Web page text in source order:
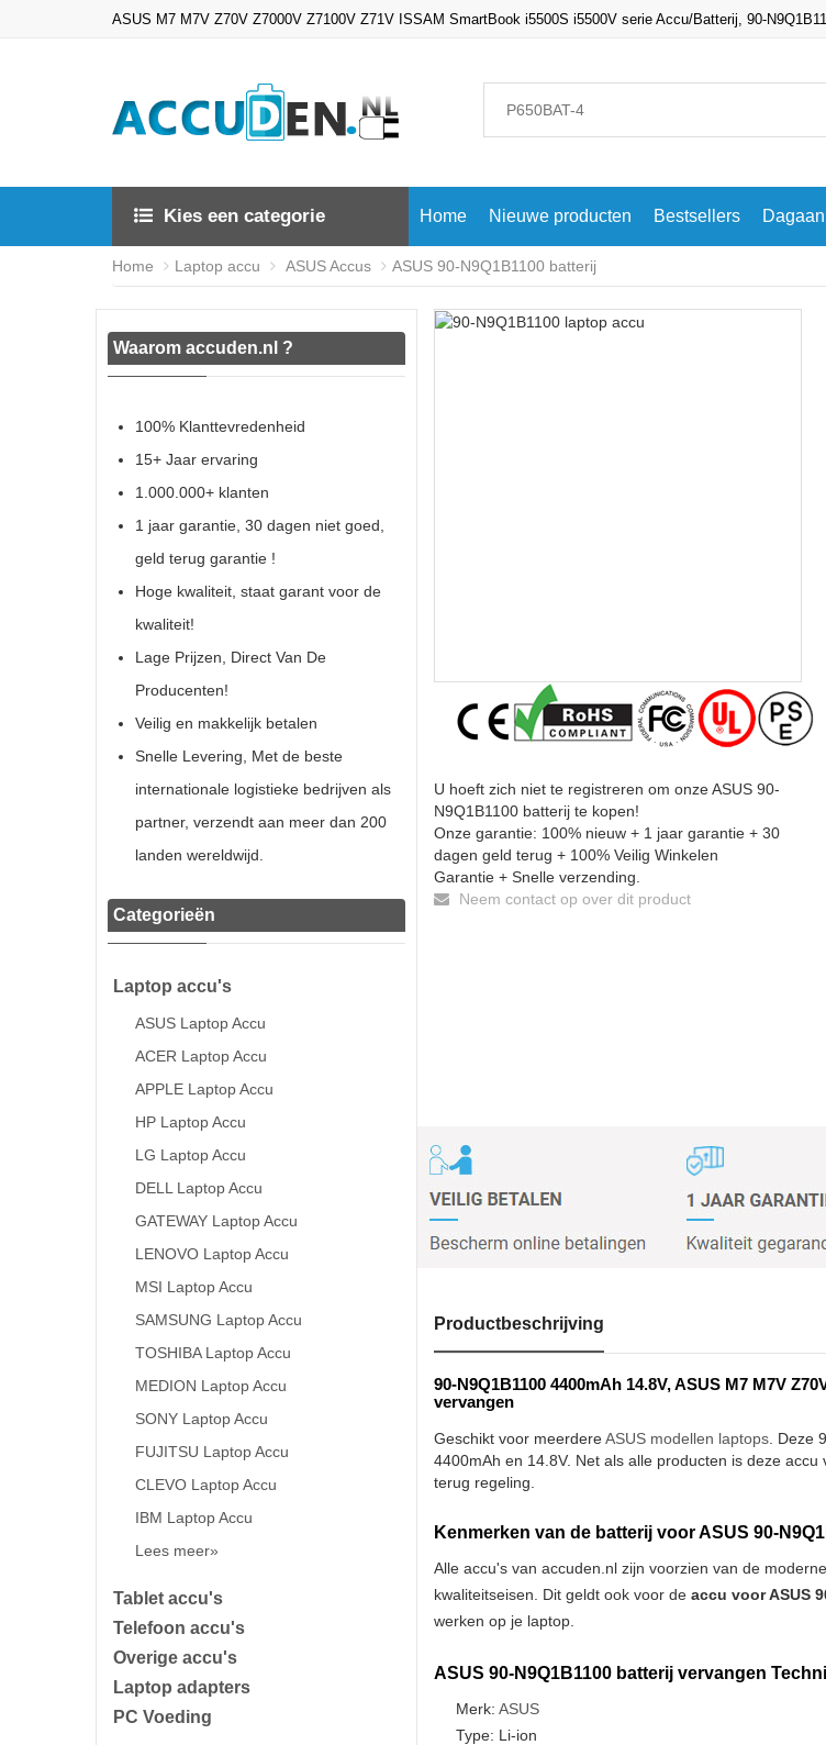
ASUS M7 M7V Z70V Z7000V Z7100V Z71V ISSAM SmartBook i5500S i5500V serie Accu/Batterij, 90-
Kies een categorie Home Nieuwe producten Bestsellers
Home Laptop accu ASUS Accus ASUS 90-N9Q1B1100 batterij
Waarom accuden.nl ?
100% Klanttevredenheid
15+ Jaar ervaring
1.000.000+ klanten
1 jaar garantie, 30 dagen niet goed,
geld terug garantie !
Hoge kwaliteit, staat garant voor de
kwaliteit!
Lage Prijzen, Direct Van De
Producenten!
Veilig en makkelijk betalen
Snelle Levering, Met de beste
internationale logistieke bedrijven als
partner, verzendt aan meer dan 200
landen wereldwijd.
Categorieën
Laptop accu's
ASUS Laptop Accu
ACER Laptop Accu
APPLE Laptop Accu
HP Laptop Accu
LG Laptop Accu
DELL Laptop Accu
GATEWAY Laptop Accu
LENOVO Laptop Accu
MSI Laptop Accu
SAMSUNG Laptop Accu
TOSHIBA Laptop Accu
MEDION Laptop Accu
SONY Laptop Accu
FUJITSU Laptop Accu
CLEVO Laptop Accu
IBM Laptop Accu
Lees meer»
Tablet accu's
Telefoon accu's
Overige accu's
Laptop adapters
PC Voeding
U hoeft zich niet te registreren om onze ASUS 90-
N9Q1B1100 batterij te kopen!
Onze garantie: 100% nieuw + 1 jaar garantie + 30
dagen geld terug + 100% Veilig Winkelen
Garantie + Snelle verzending.
Neem contact op over dit product
Productbeschrijving
90-N9Q1B1100 4400mAh 14.8V, ASUS M7 M7V
vervangen
Geschikt voor meerdereASUS modellen laptops. Deze
4400mAh en 14.8V. Net als alle producten is deze
terug regeling.
Kenmerken van de batterij voor ASUS 90-
Alle accu's van accuden.nl zijn voorzien van de
kwaliteitseisen. Dit geldt ook voor de accu voor ASUS
werken op je laptop.
ASUS 90-N9Q1B1100 batterij vervangen
Merk: ASUS
Type: Li-ion